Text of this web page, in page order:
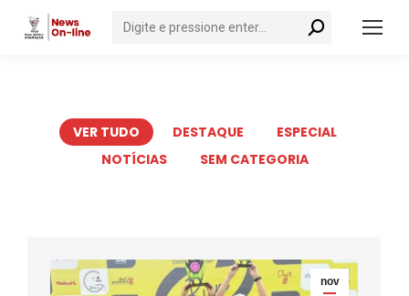
Search:
VER TUDO DESTAQUE
ESPECIAL
NOTÍCIAS
SEM CATEGORIA
nov